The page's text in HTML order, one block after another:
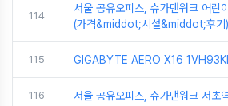
114
서울 공유오피스, 슈가맨워크 어린
(가격&middot;시설&middot;후기)
115 GIGABYTE AERO X16
116 서울 공유오피스, 슈가맨워크 서초